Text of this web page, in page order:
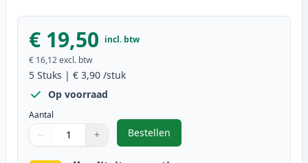
€ 19,50 incl. btw
€ 16,12excl. btw
5 Stuks | € 3,90 /stuk
Op voorraad
Aantal
Gebruik de knoppen om aan te passen
− +
1
Bestellen
,5 stuks Canon PGI-35